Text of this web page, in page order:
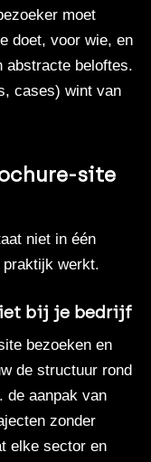
moet
doet, voor wie, en
abstracte beloftes.
cases) wint van
site
niet in één
werkt.
bij je bedrijf
bezoeken en
de structuur rond
de aanpak van
zonder
elke sector en